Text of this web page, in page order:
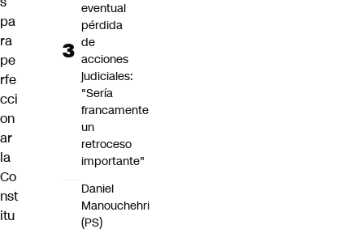
pa
ra
pe
rfe
cci
on
ar
la
Co
nst
itu
eventual
pérdida
de
acciones
judiciales:
"Sería
francamente
un
retroceso
importante"
Daniel
Manouchehri
(PS)